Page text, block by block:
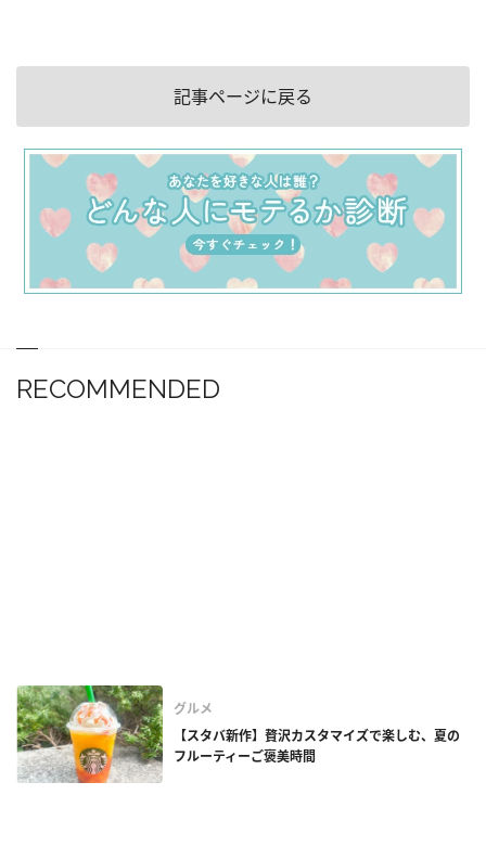
記事ページに戻る
RECOMMENDED
グルメ
【スタバ新作】贅沢カスタマイズで楽しむ、夏の
フルーティーご褒美時間